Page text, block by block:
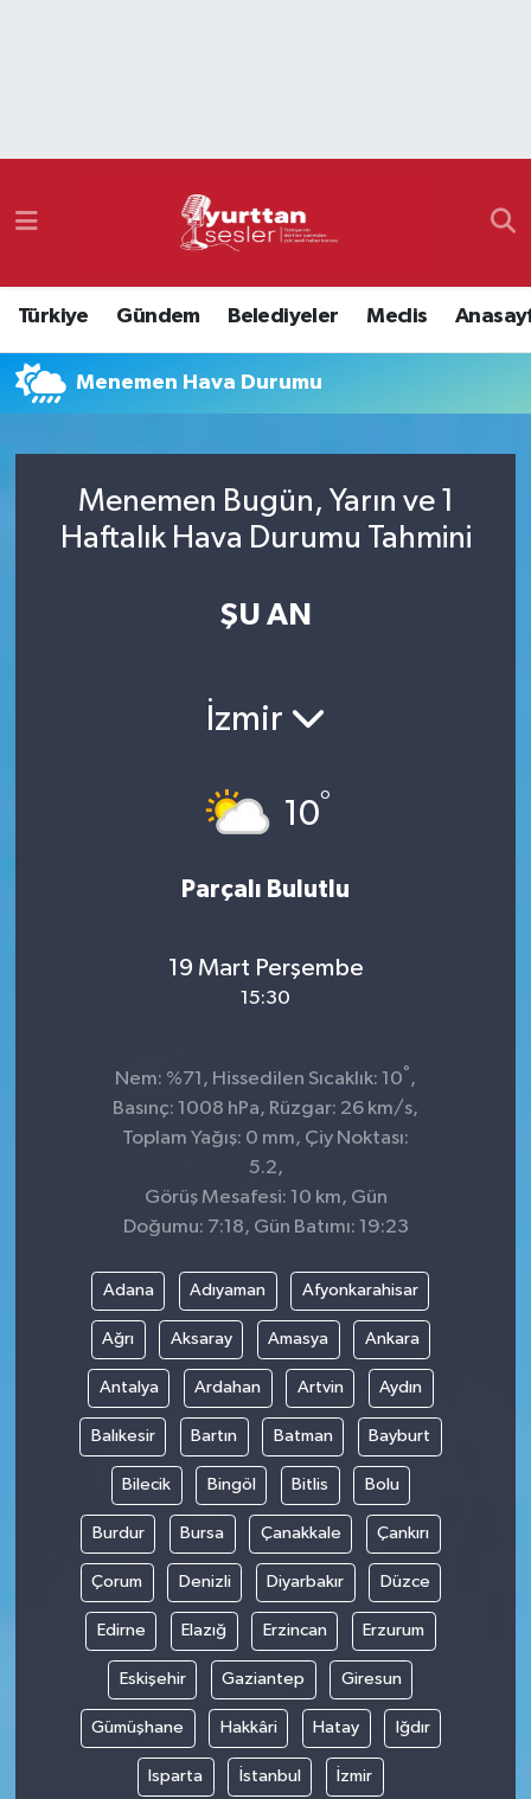
Türkiye Gündem Belediyeler Meclis
Menemen Hava Durumu
Menemen Bugün, Yarın ve 1
Haftalık Hava Durumu Tahmini
ŞU AN
İzmir
10°
Parçalı Bulutlu
19 Mart Perşembe
15:30
Nem: %71, Hissedilen Sıcaklık: 10° ,
Basınç: 1008 hPa, Rüzgar: 26 km/s,
Toplam Yağış: 0 mm, Çiy Noktası:
5.2,
Görüş Mesafesi: 10 km, Gün
Doğumu: 7:18, Gün Batımı: 19:23
Adana Adıyaman Afyonkarahisar
Ağrı Aksaray Amasya Ankara
Antalya Ardahan Artvin Aydın
Balıkesir Bartın Batman Bayburt
Bilecik Bingöl Bitlis Bolu
Burdur Bursa Çanakkale Çankırı
Çorum Denizli Diyarbakır Düzce
Edirne Elazığ Erzincan Erzurum
Eskişehir Gaziantep Giresun
Gümüşhane Hakkâri Hatay Iğdır
Isparta İstanbul İzmir
Namaz Vakitleri
Süper Lig Puan Durumu ve Fikstür
Tüm Manşetler
Son Dakika Haberleri
Haber Arşivi